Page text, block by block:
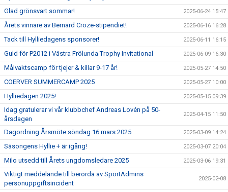
Glad grönsvart sommar! 2025-06-24 15:47
Årets vinnare av Bernard Croze-stipendiet! 2025-06-16 16:28
Tack till Hylliedagens sponsorer! 2025-06-11 16:15
Guld för P2012 i Västra Frölunda Trophy Invitational 2025-06-09 16:30
Målvaktscamp för tjejer & killar 9-17 år! 2025-05-27 14:50
COERVER SUMMERCAMP 2025 2025-05-27 10:00
Hylliedagen 2025! 2025-05-15 09:39
Idag gratulerar vi vår klubbchef Andreas Lovén på 50-
årsdagen
2025-04-15 11:50
Dagordning Årsmöte söndag 16 mars 2025 2025-03-09 14:24
Säsongens Hyllie + är igång! 2025-03-07 20:04
Milo utsedd till Årets ungdomsledare 2025 2025-03-06 19:31
Viktigt meddelande till berörda av SportAdmins
personuppgiftsincident
2025-02-08